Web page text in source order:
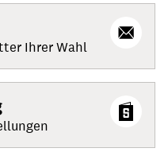
Ihrer Wahl